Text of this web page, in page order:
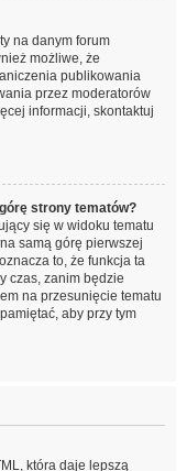
na danym forum
możliwe, że
publikowania
przez moderatorów
informacji, skontaktuj
strony tematów?
się w widoku tematu
samą górę pierwszej
to, że funkcja ta
czas, zanim będzie
na przesunięcie tematu
aby przy tym
która daje lepszą